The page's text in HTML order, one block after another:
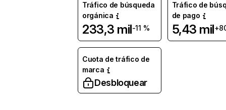
Tráfico de búsqueda
orgánica
233,3 mil-11 %
Tráfico de
de pago
5,43 mil
Cuota de tráfico de
marca
Desbloquear